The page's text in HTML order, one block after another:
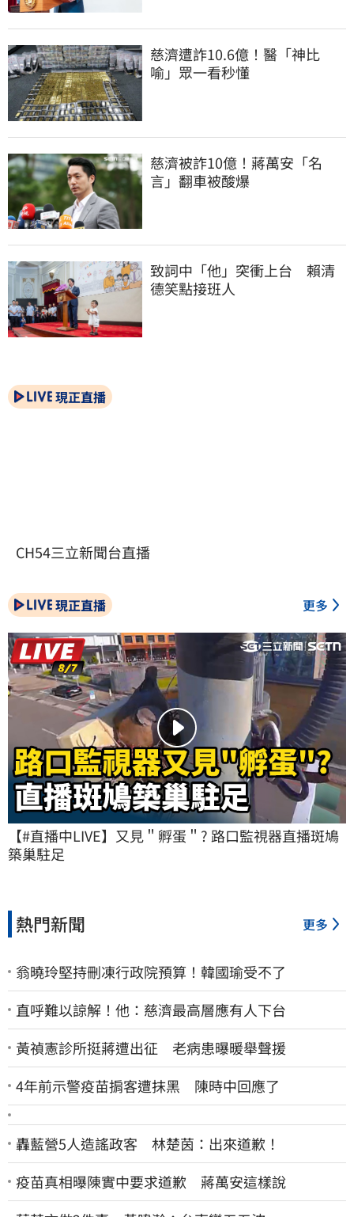
慈濟遭詐10.6億！醫「神比
喻」眾一看秒懂
慈濟被詐10億！蔣萬安「名
言」翻車被酸爆
致詞中「他」突衝上台　賴清
德笑點接班人
現正直播
CH54三立新聞台直播
現正直播 更多
【#直播中LIVE】又見＂孵蛋＂? 路口監視器直播斑鳩
築巢駐足
熱門新聞 更多
翁曉玲堅持刪凍行政院預算！韓國瑜受不了
直呼難以諒解！他：慈濟最高層應有人下台
黃禎憲診所挺蔣遭出征 老病患曝暖舉聲援
4年前示警疫苗掮客遭抹黑 陳時中回應了
轟藍營5人造謠政客 林楚茵：出來道歉！
疫苗真相曝陳實中要求道歉 蔣萬安這樣說